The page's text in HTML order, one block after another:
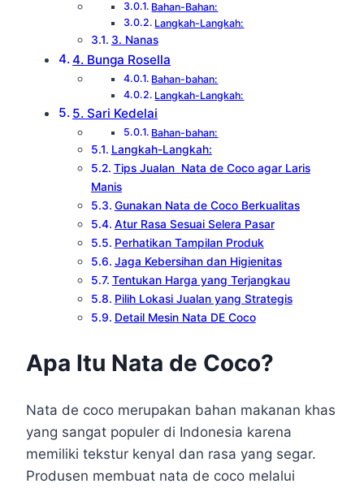
Bahan-Bahan:
Langkah-Langkah:
3. Nanas
4. Bunga Rosella
Bahan-bahan:
Langkah-Langkah:
5. Sari Kedelai
Bahan-bahan:
Langkah-Langkah:
Tips Jualan Nata de Coco agar Laris
Manis
Gunakan Nata de Coco Berkualitas
Atur Rasa Sesuai Selera Pasar
Perhatikan Tampilan Produk
Jaga Kebersihan dan Higienitas
Tentukan Harga yang Terjangkau
Pilih Lokasi Jualan yang Strategis
Detail Mesin Nata DE Coco
Apa Itu Nata de Coco?
Nata de coco merupakan bahan makanan khas
yang sangat populer di Indonesia karena
memiliki tekstur kenyal dan rasa yang segar.
Produsen membuat nata de coco melalui